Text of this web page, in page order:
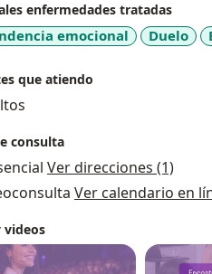
enfermedades tratadas
emocional Duelo
que atiendo
consulta
Ver direcciones (1)
Ver calendario en
videos